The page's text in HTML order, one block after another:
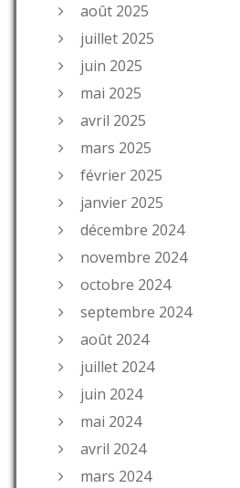
août 2025
juillet 2025
juin 2025
mai 2025
avril 2025
mars 2025
février 2025
janvier 2025
décembre 2024
novembre 2024
octobre 2024
septembre 2024
août 2024
juillet 2024
juin 2024
mai 2024
avril 2024
mars 2024